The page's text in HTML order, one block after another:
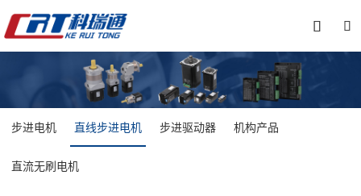


步进电机 直线步进电机 步进驱动器 机构产品
直流无刷电机